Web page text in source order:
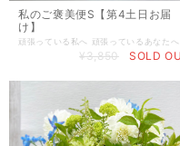
私のご褒美便S【第4土日お届
け】
¥3,850 SOLD